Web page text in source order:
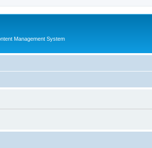
Management System